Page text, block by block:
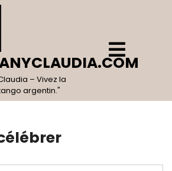
– Vivez la
argentin."
Open
Menu